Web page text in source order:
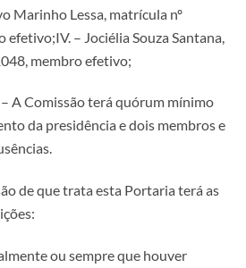
Marinho Lessa, matrícula nº
efetivo;IV. – Jociélia Souza Santana,
membro efetivo;
A Comissão terá quórum mínimo
da presidência e dois membros e
de que trata esta Portaria terá as
ou sempre que houver